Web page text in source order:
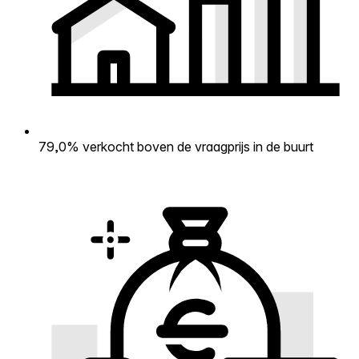
79,0% verkocht boven de vraagprijs in de buurt